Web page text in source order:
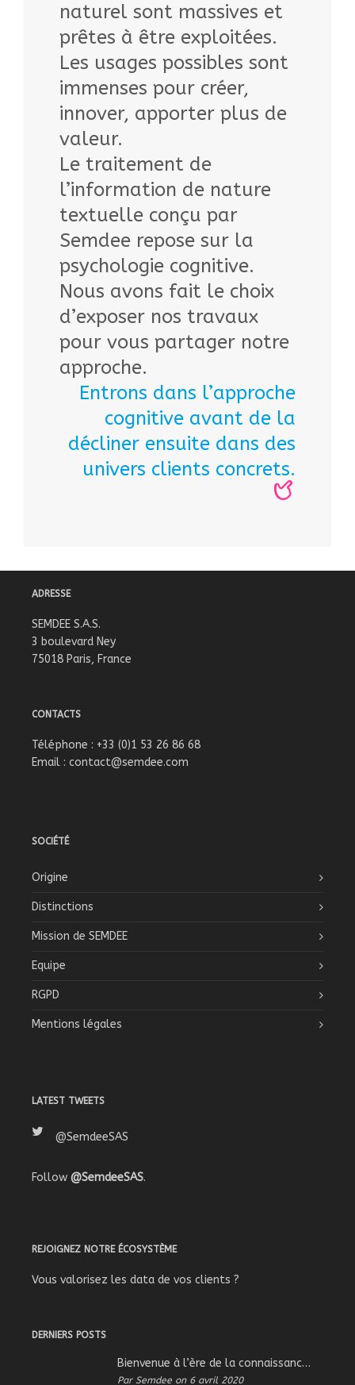
naturel sont massives et
prêtes à être exploitées.
Les usages possibles sont
immenses pour créer,
innover, apporter plus de
valeur.
Le traitement de
l’information de nature
textuelle conçu par
Semdee repose sur la
psychologie cognitive.
Nous avons fait le choix
d’exposer nos travaux
pour vous partager notre
approche.
Entrons dans l’approche
cognitive avant de la
décliner ensuite dans des
univers clients concrets.
ADRESSE
SEMDEE S.A.S.
3 boulevard Ney
75018 Paris, France
CONTACTS
Téléphone : +33 (0)1 53 26 86 68
Email : contact@semdee.com
SOCIÉTÉ
Origine
Distinctions
Mission de SEMDEE
Equipe
RGPD
Mentions légales
LATEST TWEETS
@SemdeeSAS
Follow @SemdeeSAS.
REJOIGNEZ NOTRE ÉCOSYSTÈME
Vous valorisez les data de vos clients ?
DERNIERS POSTS
Bienvenue à l’ère de la connaissance – Démo My_Knowledge
Par Semdee on 6 avril 2020